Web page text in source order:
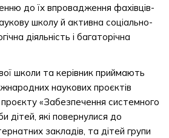
до їх впровадження фахівців-
школу й активна соціально-
діяльність і багаторічна
школи та керівник приймають
наукових проєктів
«Забезпечення системного
дітей, які повернулися до
закладів, та дітей групи